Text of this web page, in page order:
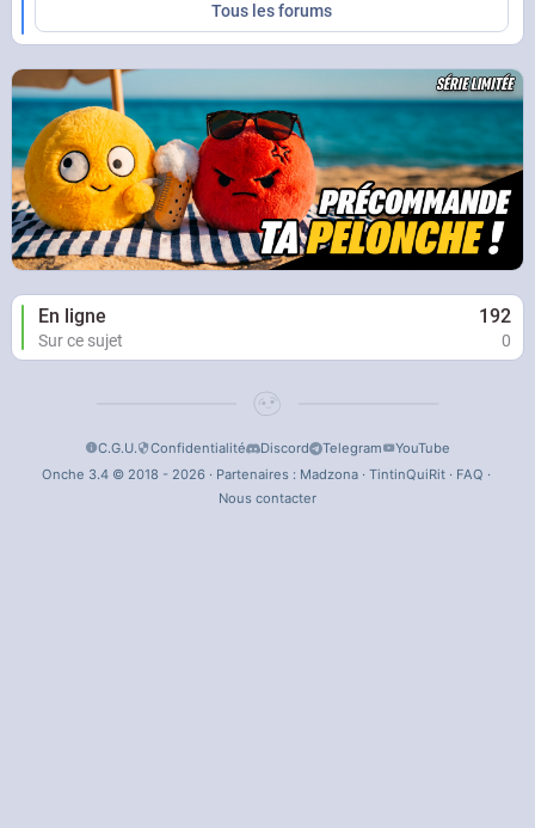
Tous les forums
En ligne 192
Sur ce sujet 0
C.G.U. Confidentialité Discord Telegram
YouTube
Onche 3.4 © 2018 - 2026 · Partenaires : Madzona· TintinQuiRit· FAQ ·
Nous contacter